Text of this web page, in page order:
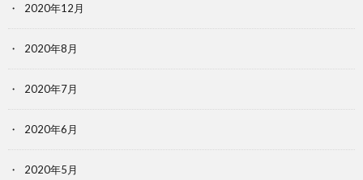
2020年12月
2020年8月
2020年7月
2020年6月
2020年5月